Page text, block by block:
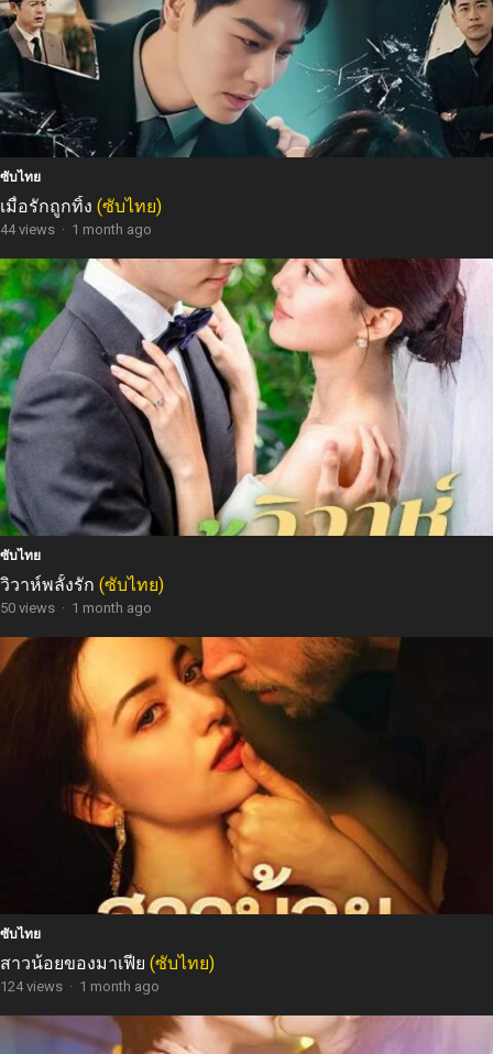
ซับไทย
เมื่อรักถูกทิ้ง (ซับไทย)
44 views · 1 month ago
ซับไทย
วิวาห์พลั้งรัก (ซับไทย)
50 views · 1 month ago
ซับไทย
สาวน้อยของมาเฟีย (ซับไทย)
124 views · 1 month ago